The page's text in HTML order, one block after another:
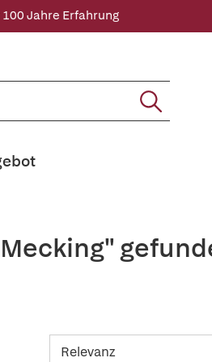
100 Jahre Erfahrung